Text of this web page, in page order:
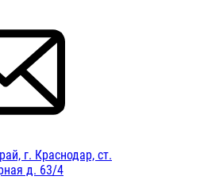
г. Краснодар, ст.
д. 63/4